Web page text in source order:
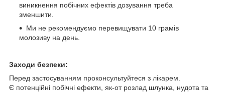
виникнення побічних ефектів дозування треба
зменшити.
Ми не рекомендуємо перевищувати 10 грамів
молозиву на день.
Заходи безпеки:
Перед застосуванням проконсультуйтеся з лікарем.
Є потенційні побічні ефекти, як-от розлад шлунка, нудота та